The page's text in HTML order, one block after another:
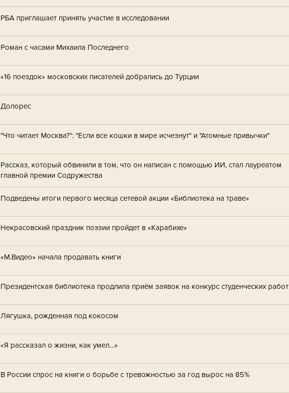
РБА приглашает принять участие в исследовании
Роман с часами Михаила Последнего
«16 поездок» московских писателей добрались до Турции
Долорес
"Что читает Москва?": "Если все кошки в мире исчезнут" и "Атомные привычки"
Рассказ, который обвинили в том, что он написан с помощью ИИ, стал лауреатом
главной премии Содружества
Подведены итоги первого месяца сетевой акции «Библиотека на траве»
Некрасовский праздник поэзии пройдет в «Карабихе»
«М.Видео» начала продавать книги
Президентская библиотека продлила приём заявок на конкурс студенческих работ
Лягушка, рожденная под кокосом
«Я рассказал о жизни, как умел…»
В России спрос на книги о борьбе с тревожностью за год вырос на 85%